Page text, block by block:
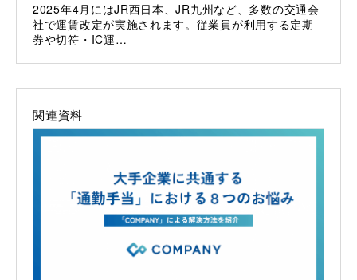
2025年4月にはJR西日本、JR九州など、多数の交通会
社で運賃改定が実施されます。従業員が利用する定期
券や切符・IC運…
関連資料